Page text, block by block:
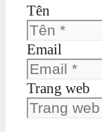
Tên
Email
Trang web